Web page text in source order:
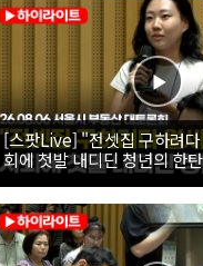
[스팟Live] "전셋집 구하려
회에 첫발 내디딘 청년의 한
시 부동산 대토론회